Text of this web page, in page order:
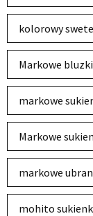
kolorowy
Markowe
markowe
Markowe
markowe
mohito